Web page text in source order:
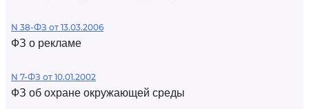
N 38-ФЗ от 13.03.2006
ФЗ о рекламе
N 7-ФЗ от 10.01.2002
ФЗ об охране окружающей среды